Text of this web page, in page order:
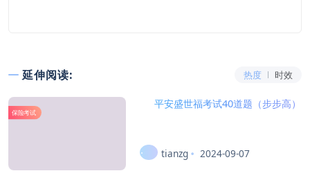
延伸阅读: 热度 时效
保险考试
平安盛世福考试40道题（步步高）
tianzg 2024-09-07